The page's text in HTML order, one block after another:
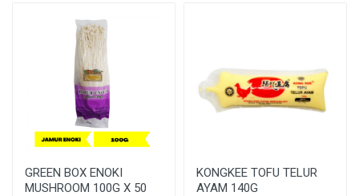
GREEN BOX ENOKI
MUSHROOM 100G X 50
KONGKEE TOFU TELUR
AYAM 140G